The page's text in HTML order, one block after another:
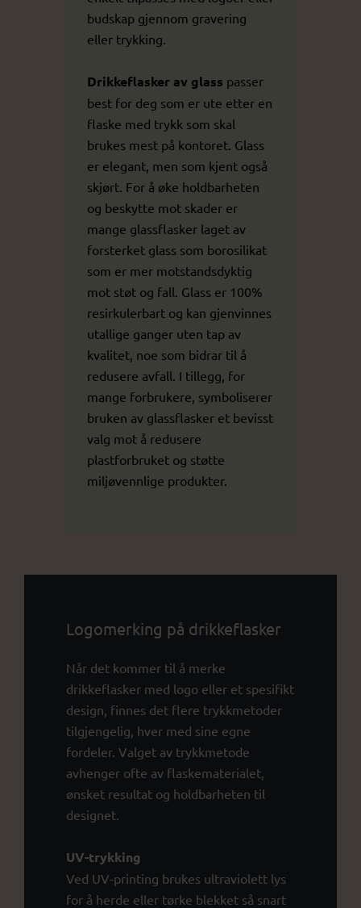
budskap gjennom gravering
eller trykking.
Drikkeflasker av glass passer
best for deg som er ute etter en
flaske med trykk som skal
brukes mest på kontoret. Glass
er elegant, men som kjent også
skjørt. For å øke holdbarheten
og beskytte mot skader er
mange glassflasker laget av
forsterket glass som borosilikat
som er mer motstandsdyktig
mot støt og fall. Glass er 100%
resirkulerbart og kan gjenvinnes
utallige ganger uten tap av
kvalitet, noe som bidrar til å
redusere avfall. I tillegg, for
mange forbrukere, symboliserer
bruken av glassflasker et bevisst
valg mot å redusere
plastforbruket og støtte
miljøvennlige produkter.
Logomerking på drikkeflasker
Når det kommer til å merke
drikkeflasker med logo eller et spesifikt
design, finnes det flere trykkmetoder
tilgjengelig, hver med sine egne
fordeler. Valget av trykkmetode
avhenger ofte av flaskematerialet,
ønsket resultat og holdbarheten til
designet.
UV-trykking
Ved UV-printing brukes ultraviolett lys
for å herde eller tørke blekket så snart